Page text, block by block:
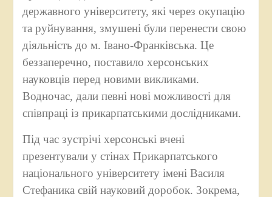
державного університету, які через окупацію
та руйнування, змушені були перенести свою
діяльність до м. Івано-Франківська. Це
беззаперечно, поставило херсонських
науковців перед новими викликами.
Водночас, дали певні нові можливості для
співпраці із прикарпатськими дослідниками.
Під час зустрічі херсонські вчені
презентували у стінах Прикарпатського
національного університету імені Василя
Стефаника свій науковий доробок. Зокрема,